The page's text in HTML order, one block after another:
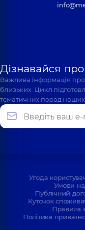
Дізнавайся
Важлива інформація
близьких. Цикл
тематичних порад наших
Угода
Умови
Публічний
Куточок
Правила
Політика